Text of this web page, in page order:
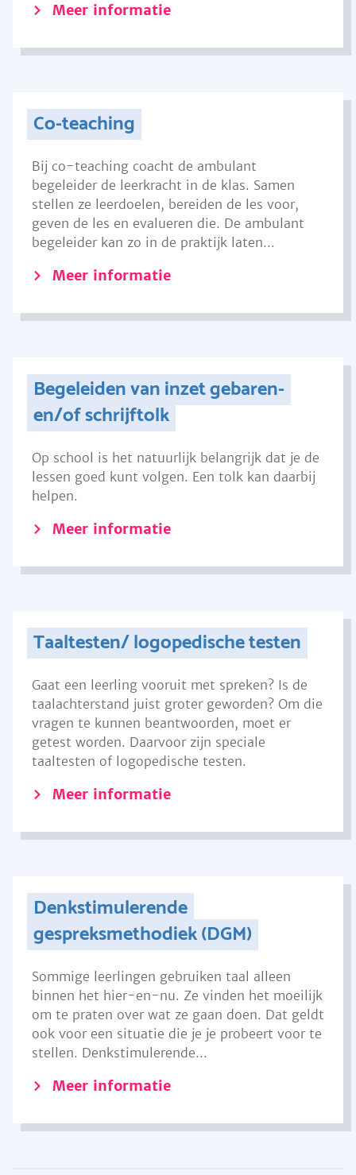
Meer informatie
Co-teaching
Bij co-teaching coacht de ambulant
begeleider de leerkracht in de klas. Samen
stellen ze leerdoelen, bereiden de les voor,
geven de les en evalueren die. De ambulant
begeleider kan zo in de praktijk laten...
Meer informatie
Begeleiden van inzet gebaren-
en/of schrijftolk
Op school is het natuurlijk belangrijk dat je de
lessen goed kunt volgen. Een tolk kan daarbij
helpen.
Meer informatie
Taaltesten/ logopedische testen
Gaat een leerling vooruit met spreken? Is de
taalachterstand juist groter geworden? Om die
vragen te kunnen beantwoorden, moet er
getest worden. Daarvoor zijn speciale
taaltesten of logopedische testen.
Meer informatie
Denkstimulerende
gespreksmethodiek (DGM)
Sommige leerlingen gebruiken taal alleen
binnen het hier-en-nu. Ze vinden het moeilijk
om te praten over wat ze gaan doen. Dat geldt
ook voor een situatie die je je probeert voor te
stellen. Denkstimulerende...
Meer informatie